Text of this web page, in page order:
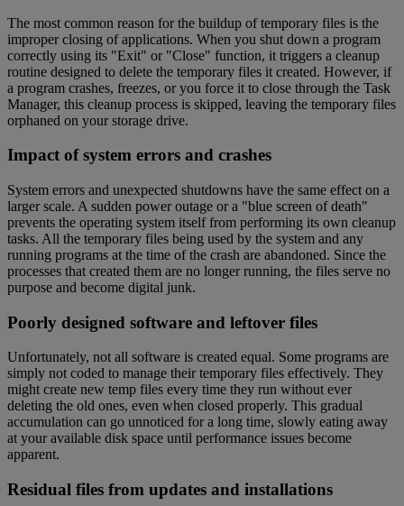
The most common reason for the buildup of temporary files is the
improper closing of applications. When you shut down a program
correctly using its "Exit" or "Close" function, it triggers a cleanup
routine designed to delete the temporary files it created. However, if
a program crashes, freezes, or you force it to close through the Task
Manager, this cleanup process is skipped, leaving the temporary files
orphaned on your storage drive.
Impact of system errors and crashes
System errors and unexpected shutdowns have the same effect on a
larger scale. A sudden power outage or a "blue screen of death"
prevents the operating system itself from performing its own cleanup
tasks. All the temporary files being used by the system and any
running programs at the time of the crash are abandoned. Since the
processes that created them are no longer running, the files serve no
purpose and become digital junk.
Poorly designed software and leftover files
Unfortunately, not all software is created equal. Some programs are
simply not coded to manage their temporary files effectively. They
might create new temp files every time they run without ever
deleting the old ones, even when closed properly. This gradual
accumulation can go unnoticed for a long time, slowly eating away
at your available disk space until performance issues become
apparent.
Residual files from updates and installations